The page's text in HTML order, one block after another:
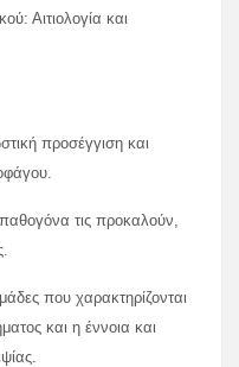
Αιτιολογία και
προσέγγιση και
τις προκαλούν,
που χαρακτηρίζονται
και η έννοια και